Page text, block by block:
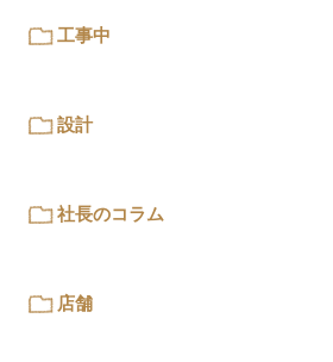
工事中
設計
社長のコラム
店舗